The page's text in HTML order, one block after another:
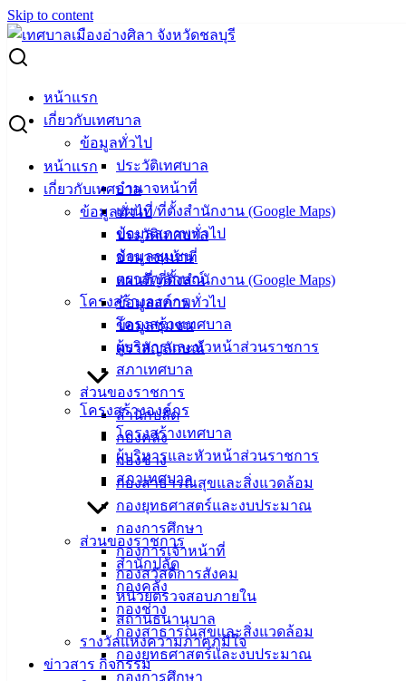
Skip to content
หน้าแรก
เกี่ยวกับเทศบาล
ข้อมูลทั่วไป
ประวัติเทศบาล
อำนาจหน้าที่
แผนที่/ที่ตั้งสำนักงาน (Google Maps)
ข้อมูลสภาพทั่วไป
ข้อมูลชุมชน
ตราสัญลักษณ์
โครงสร้างองค์กร
โครงสร้างเทศบาล
ผู้บริหารและหัวหน้าส่วนราชการ
สภาเทศบาล
ส่วนของราชการ
สำนักปลัด
กองคลัง
กองช่าง
กองสาธารณสุขและสิ่งแวดล้อม
กองยุทธศาสตร์และงบประมาณ
กองการศึกษา
กองการเจ้าหน้าที่
กองสวัสดิการสังคม
หน่วยตรวจสอบภายใน
สถานธนานุบาล
รางวัลแห่งความภาคภูมิใจ
ข่าวสาร กิจกรรม
หน้าแรก
เกี่ยวกับเทศบาล
ข้อมูลทั่วไป
ประวัติเทศบาล
อำนาจหน้าที่
แผนที่/ที่ตั้งสำนักงาน (Google Maps)
ข้อมูลสภาพทั่วไป
ข้อมูลชุมชน
ตราสัญลักษณ์
โครงสร้างองค์กร
โครงสร้างเทศบาล
ผู้บริหารและหัวหน้าส่วนราชการ
สภาเทศบาล
ส่วนของราชการ
สำนักปลัด
กองคลัง
กองช่าง
กองสาธารณสุขและสิ่งแวดล้อม
กองยุทธศาสตร์และงบประมาณ
กองการศึกษา
Search for:
คู่มือประชาชน
คู่มือประชาชน
E-Book คู่มือประชาชน_ขั้นตอนการติดต่อ
ราชการ
รูปแบบ Infographic (อินโฟกราฟิก)
คู่มือประชาชน_ขั้นตอนการติดต่อราชการ
สำนักปลัดเทศบาล
กองคลัง
กองช่าง
กองสาธารณสุขฯ
กองการศึกษา
กองยุทธศาสตร์และงบประมาณ